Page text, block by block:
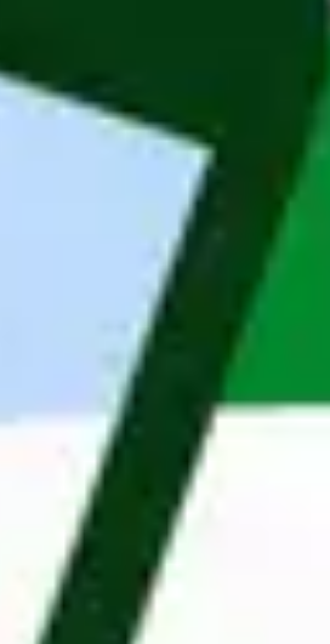
organizacja pracy i
B
Whoohoo Poland) is
we mainly focus on
and building IT  nearshoring
companies all over the world.
speaking IT developers
remotely in the scope of
and mobile.
company Maandag®,
and a network of 48 offices
Poland, Belgium and